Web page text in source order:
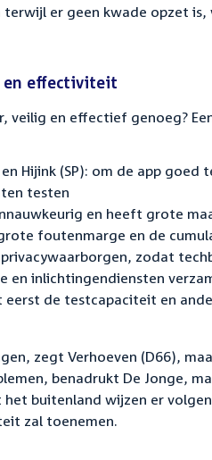
er geen kwade opzet is,
en effectiviteit
veilig en effectief genoeg?
en Hijink (SP): om de app
testen
en heeft grote
foutenmarge en de
zodat
en inlichtingendiensten
eerst de testcapaciteit en
zegt Verhoeven (D66),
benadrukt De Jonge,
buitenland wijzen er
zal toenemen.